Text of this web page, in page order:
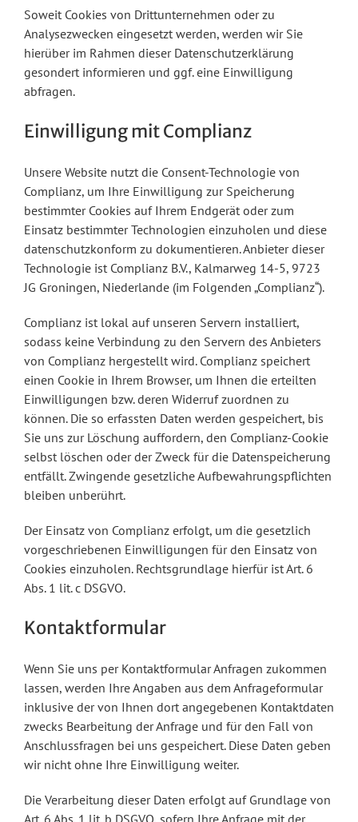
Soweit Cookies von Drittunternehmen oder zu
Analysezwecken eingesetzt werden, werden wir Sie
hierüber im Rahmen dieser Datenschutzerklärung
gesondert informieren und ggf. eine Einwilligung
abfragen.
Einwilligung mit Complianz
Unsere Website nutzt die Consent-Technologie von
Complianz, um Ihre Einwilligung zur Speicherung
bestimmter Cookies auf Ihrem Endgerät oder zum
Einsatz bestimmter Technologien einzuholen und diese
datenschutzkonform zu dokumentieren. Anbieter dieser
Technologie ist Complianz B.V., Kalmarweg 14-5, 9723
JG Groningen, Niederlande (im Folgenden „Complianz“).
Complianz ist lokal auf unseren Servern installiert,
sodass keine Verbindung zu den Servern des Anbieters
von Complianz hergestellt wird. Complianz speichert
einen Cookie in Ihrem Browser, um Ihnen die erteilten
Einwilligungen bzw. deren Widerruf zuordnen zu
können. Die so erfassten Daten werden gespeichert, bis
Sie uns zur Löschung auffordern, den Complianz-Cookie
selbst löschen oder der Zweck für die Datenspeicherung
entfällt. Zwingende gesetzliche Aufbewahrungspflichten
bleiben unberührt.
Der Einsatz von Complianz erfolgt, um die gesetzlich
vorgeschriebenen Einwilligungen für den Einsatz von
Cookies einzuholen. Rechtsgrundlage hierfür ist Art. 6
Abs. 1 lit. c DSGVO.
Kontaktformular
Wenn Sie uns per Kontaktformular Anfragen zukommen
lassen, werden Ihre Angaben aus dem Anfrageformular
inklusive der von Ihnen dort angegebenen Kontaktdaten
zwecks Bearbeitung der Anfrage und für den Fall von
Anschlussfragen bei uns gespeichert. Diese Daten geben
wir nicht ohne Ihre Einwilligung weiter.
Die Verarbeitung dieser Daten erfolgt auf Grundlage von
Art. 6 Abs. 1 lit. b DSGVO, sofern Ihre Anfrage mit der